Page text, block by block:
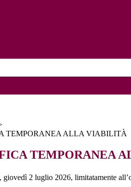
TEMPORANEA ALLA VIABILITÀ
TEMPORANEA
2 luglio 2026, limitatamente